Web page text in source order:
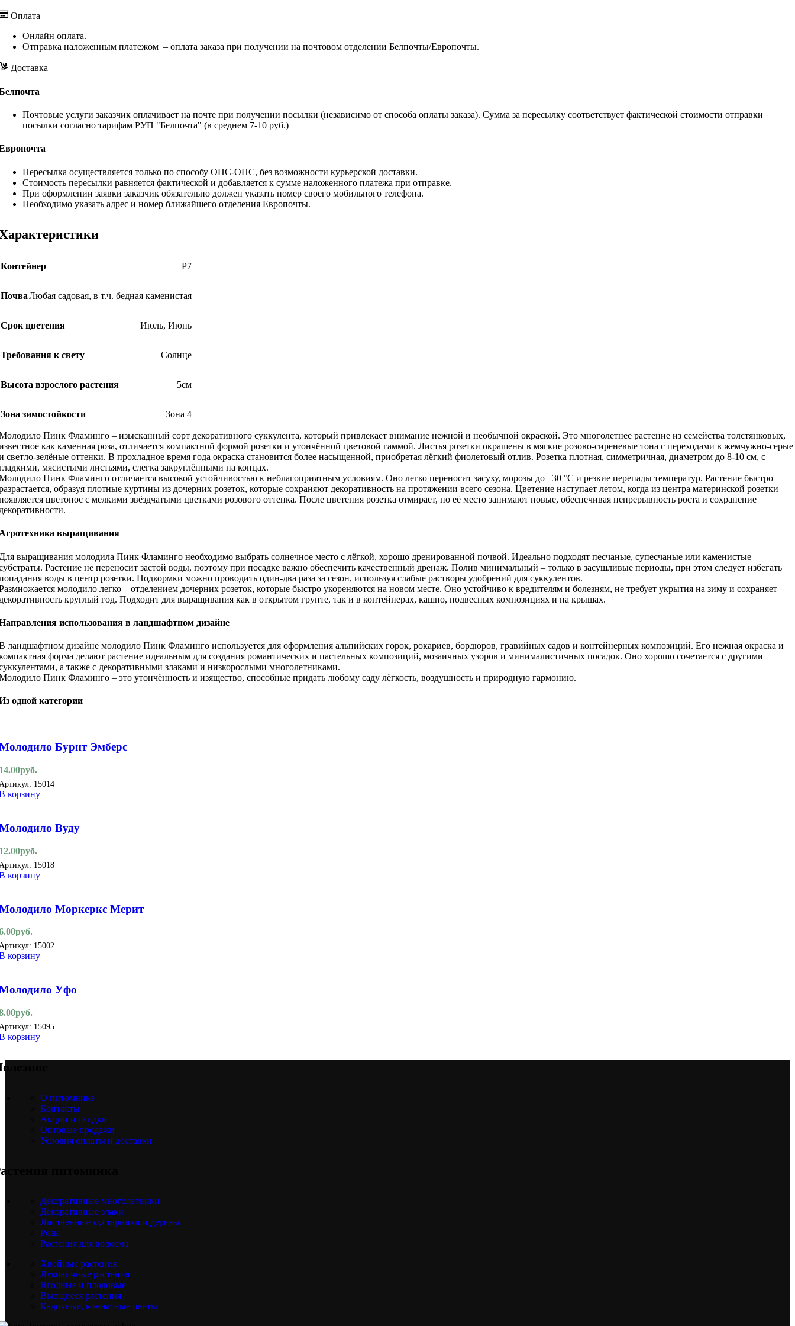
Оплата
Онлайн оплата.
Отправка наложенным платежом – оплата заказа при получении на почтовом отделении Белпочты/Европочты.
Доставка
Почтовые услуги заказчик оплачивает на почте при получении посылки (независимо от способа оплаты заказа). Сумма за пересылку соответствует фактической стоимости отправки
посылки согласно тарифам РУП "Белпочта" (в среднем 7-10 руб.)
Пересылка осуществляется только по способу ОПС-ОПС, без возможности курьерской доставки.
Стоимость пересылки равняется фактической и добавляется к сумме наложенного платежа при отправке.
При оформлении заявки заказчик обязательно должен указать номер своего мобильного телефона.
Необходимо указать адрес и номер ближайшего отделения Европочты.
Контейнер Р7
ПочваЛюбая садовая, в т.ч. бедная каменистая
Срок цветения Июль, Июнь
Требования к свету Солнце
Высота взрослого растения 5см
Зона зимостойкости Зона 4
Пинк Фламинго – изысканный сорт декоративного суккулента, который привлекает внимание нежной и необычной окраской. Это многолетнее растение из семейства толстянковых,
как каменная роза, отличается компактной формой розетки и утончённой цветовой гаммой. Листья розетки окрашены в мягкие розово-сиреневые тона с переходами в жемчужно-серые
светло-зелёные оттенки. В прохладное время года окраска становится более насыщенной, приобретая лёгкий фиолетовый отлив. Розетка плотная, симметричная, диаметром до 8-10 см, с
мясистыми листьями, слегка закруглёнными на концах.
Пинк Фламинго отличается высокой устойчивостью к неблагоприятным условиям. Оно легко переносит засуху, морозы до –30 °C и резкие перепады температур. Растение быстро
образуя плотные куртины из дочерних розеток, которые сохраняют декоративность на протяжении всего сезона. Цветение наступает летом, когда из центра материнской розетки
цветонос с мелкими звёздчатыми цветками розового оттенка. После цветения розетка отмирает, но её место занимают новые, обеспечивая непрерывность роста и сохранение
выращивания
выращивания молодила Пинк Фламинго необходимо выбрать солнечное место с лёгкой, хорошо дренированной почвой. Идеально подходят песчаные, супесчаные или каменистые
Растение не переносит застой воды, поэтому при посадке важно обеспечить качественный дренаж. Полив минимальный – только в засушливые периоды, при этом следует избегать
воды в центр розетки. Подкормки можно проводить один-два раза за сезон, используя слабые растворы удобрений для суккулентов.
молодило легко – отделением дочерних розеток, которые быстро укореняются на новом месте. Оно устойчиво к вредителям и болезням, не требует укрытия на зиму и сохраняет
круглый год. Подходит для выращивания как в открытом грунте, так и в контейнерах, кашпо, подвесных композициях и на крышах.
использования в ландшафтном дизайне
ландшафтном дизайне молодило Пинк Фламинго используется для оформления альпийских горок, рокариев, бордюров, гравийных садов и контейнерных композиций. Его нежная окраска и
форма делают растение идеальным для создания романтических и пастельных композиций, мозаичных узоров и минималистичных посадок. Оно хорошо сочетается с другими
а также с декоративными злаками и низкорослыми многолетниками.
Пинк Фламинго – это утончённость и изящество, способные придать любому саду лёгкость, воздушность и природную гармонию.
одной категории
Бурнт Эмберс
руб.
15014
корзину
Вуду
руб.
15018
корзину
Моркеркс Мерит
руб.
15002
корзину
Уфо
руб.
15095
корзину
О питомнике
Контакты
Акции и скидки
Оптовые продажи
Условия оплаты и доставки
питомника
Декоративные многолетники
Декоративные злаки
Лиственные кустарники и деревья
Розы
Растения для водоема
Хвойные растения
Луковичные растения
Ягодные и плодовые
Вьющиеся растения
Кадочные, комнатные цветы